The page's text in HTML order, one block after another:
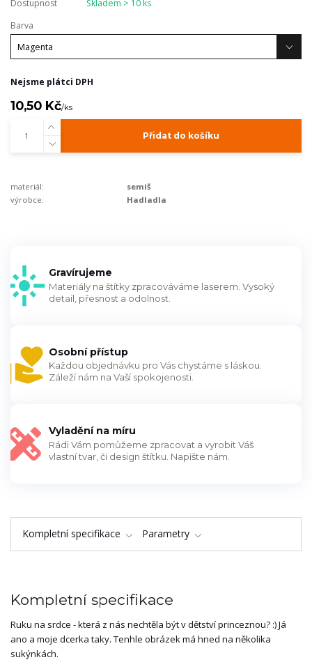
Dostupnost
Skladem > 10 ks
Barva
Nejsme plátci DPH
10,50 Kč/ks
Přidat do košíku
materiál:
semiš
výrobce:
Hadladla
Gravírujeme
Materiály na štítky zpracováváme laserem. Vysoký
detail, přesnost a odolnost.
Osobní přístup
Každou objednávku pro Vás chystáme s láskou.
Záleží nám na Vaší spokojenosti.
Vyladění na míru
Rádi Vám pomůžeme zpracovat a vyrobit Váš
vlastní tvar, či design štítku. Napište nám.
Kompletní specifikace Parametry
Kompletní specifikace
Ruku na srdce - která z nás nechtěla být v dětství princeznou? :) Já
ano a moje dcerka taky. Tenhle obrázek má hned na několika
sukýnkách.